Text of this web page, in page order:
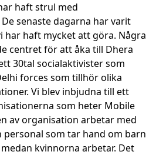
haft strul med
senaste dagarna har varit
har haft mycket att göra. Några
centret för att åka till Dhera
30tal socialaktivister som
forces som tillhör olika
Vi blev inbjudna till ett
som heter Mobile
av organisation arbetar med
som tar hand om barn
kvinnorna arbetar. Det